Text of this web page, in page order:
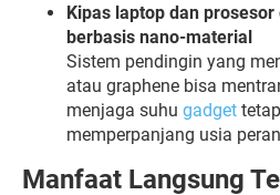
Kipas laptop dan prosesor
berbasis nano-material
Sistem pendingin yang
atau graphene bisa
menjaga suhu gadget tetap
memperpanjang usia
Manfaat Langsung